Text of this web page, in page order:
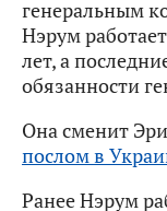
генеральным
Нэрум
лет, а
обязанности
Она сменит
послом в
Ранее Нэрум